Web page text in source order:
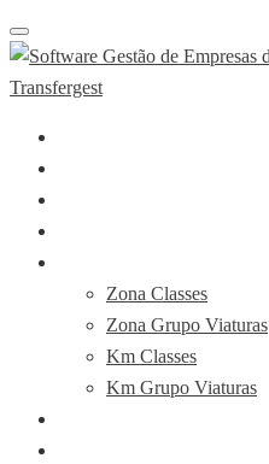
Toggle
navigation
Zona Classes
Zona Grupo Viaturas
Km Classes
Km Grupo Viaturas